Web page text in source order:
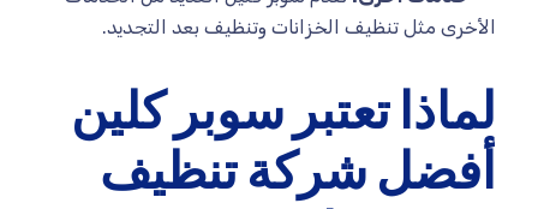
الأخرى مثل تنظيف الخزانات وتنظيف بعد التجديد.
لماذا تعتبر سوبر كلين
أفضل شركة تنظيف